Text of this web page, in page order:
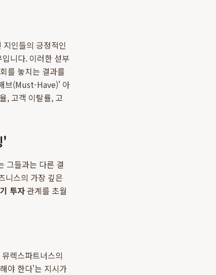
인들의 긍정적인
니다. 이러한 섣부
를 놓치는 결과를
브(Must-Have)' 아
, 고객 이탈률, 고
'
그들과는 다른 결
니스의 가장 깊은
투자관계를 초월
렉스파트너스의
야 한다'는 지시가